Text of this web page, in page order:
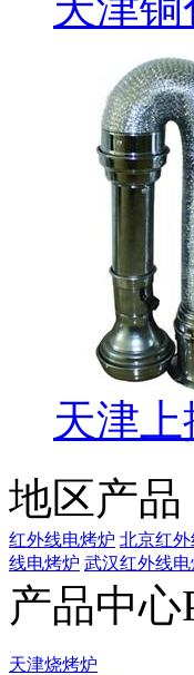
天津
地区产品
红外线电烤炉 北京红
线电烤炉 武汉红外线电
产品中心
天津烧烤炉